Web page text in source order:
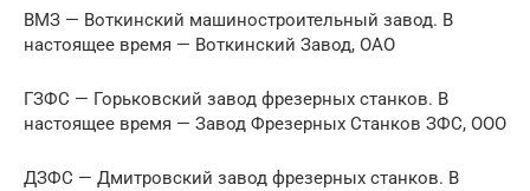
ВМЗ — Воткинский машиностроительный завод. В
настоящее время — Воткинский Завод, ОАО
ГЗФС — Горьковский завод фрезерных станков. В
настоящее время — Завод Фрезерных Станков ЗФС, ООО
ДЗФС — Дмитровский завод фрезерных станков. В